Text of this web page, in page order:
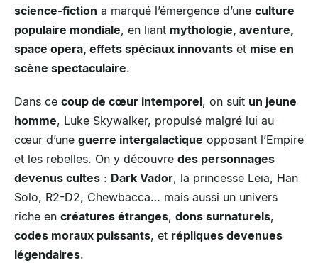
science-fiction a marqué l’émergence d’une culture
populaire mondiale, en liant mythologie, aventure,
space opera, effets spéciaux innovants et mise en
scène spectaculaire.
Dans ce coup de cœur intemporel, on suit un jeune
homme, Luke Skywalker, propulsé malgré lui au
cœur d’une guerre intergalactique opposant l’Empire
et les rebelles. On y découvre des personnages
devenus cultes : Dark Vador, la princesse Leia, Han
Solo, R2-D2, Chewbacca… mais aussi un univers
riche en créatures étranges, dons surnaturels,
codes moraux puissants, et répliques devenues
légendaires.